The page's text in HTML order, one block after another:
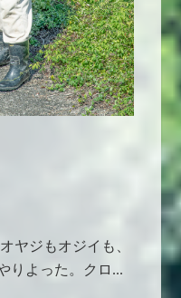
ヤジもオジイも、
りよった。クロ...